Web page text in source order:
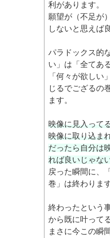
利があります。
願望が（不足が
しないと思えば
パラドックス的
い」は「全てあ
「何々が欲し
じるでござるの
ます。
映像に見入って
映像に取り込ま
だったら自分は
れば良いじゃな
戻った瞬間に、
巻」は終わります
終わったという
から既に叶って
まさに今この瞬